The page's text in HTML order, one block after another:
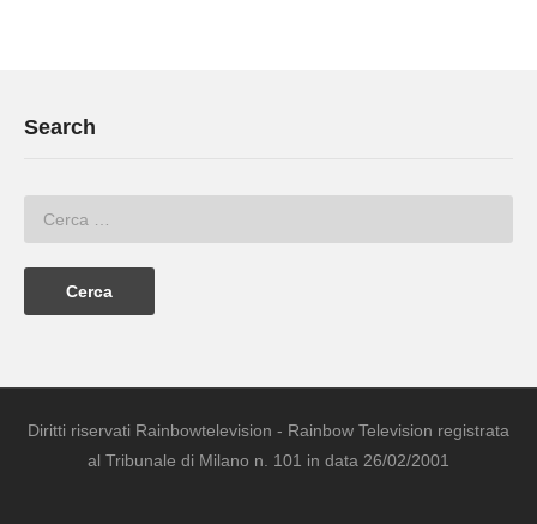
Search
Diritti riservati Rainbowtelevision - Rainbow Television registrata
al Tribunale di Milano n. 101 in data 26/02/2001